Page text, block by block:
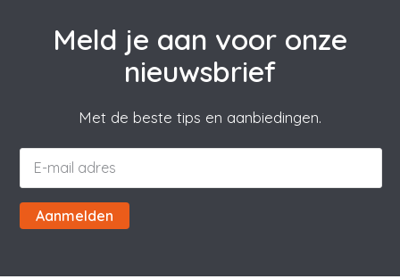
Meld je aan voor onze
nieuwsbrief
Met de beste tips en aanbiedingen.
Aanmelden